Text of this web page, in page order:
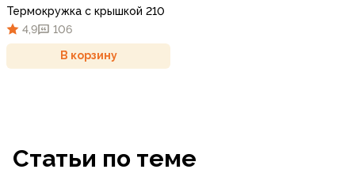
Термокружка с крышкой 210
4,9
106
В корзину
Статьи по теме